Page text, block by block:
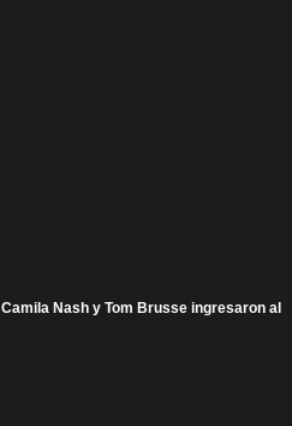
Nash y Tom Brusse ingresaron al